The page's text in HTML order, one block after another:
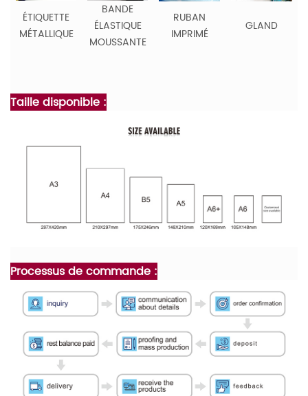
ÉTIQUETTE
MÉTALLIQUE
BANDE
ÉLASTIQUE
MOUSSANTE
RUBAN
IMPRIMÉ
GLAND
Taille disponible :
Processus de commande :